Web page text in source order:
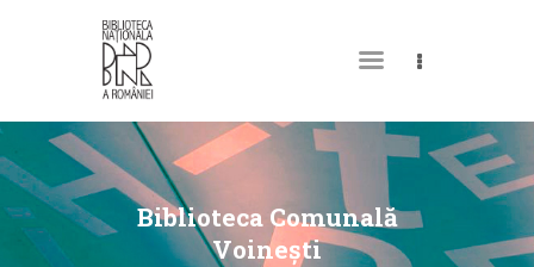
Biblioteca Comunală
Voineşti
DESPRE NOI
PERMISUL MEU DE
BIBLIOTECĂ